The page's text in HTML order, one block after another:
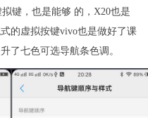
键，也是能够 的，X20也是
的虚拟按键vivo也是做好了课
了七色可选导航条色调。